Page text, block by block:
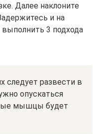
Далее наклоните
и на
3 подхода
следует развести в
опускаться
мышцы будет